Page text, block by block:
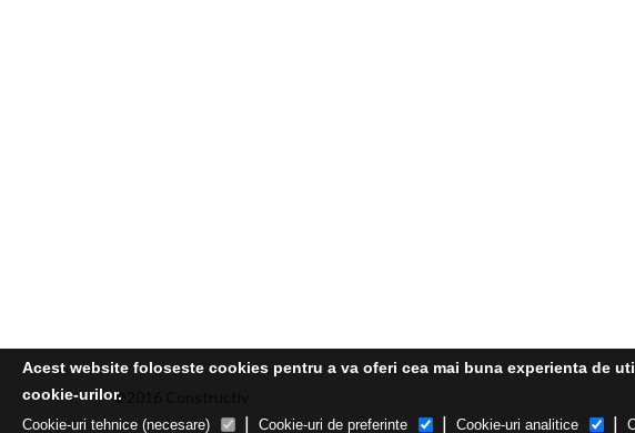
©2016 Constructiv
Acest website foloseste cookies pentru a va oferi cea mai buna experienta de
cookie-urilor.
Cookie-uri tehnice (necesare) Cookie-uri de preferinte Cookie-uri analitice